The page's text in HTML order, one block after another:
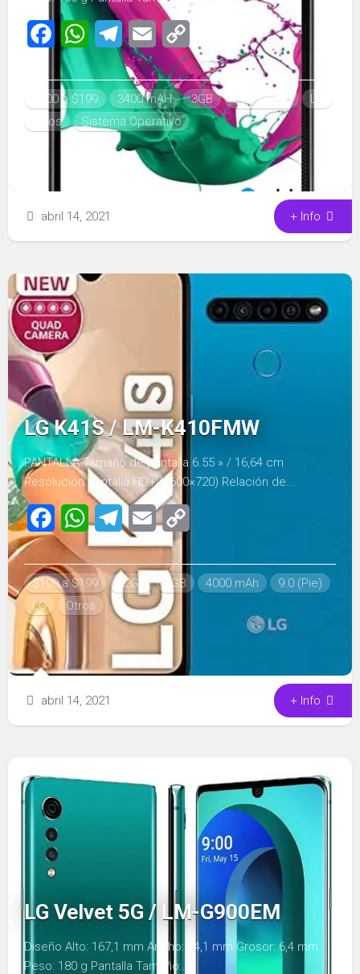
FacebookWhatsAppTelegram
Email
Link
$100 a $199 3400 mAH 3GB Capacidad
LG
Otros
Sistema Operativo
abril 14, 2021 + Info
LG K41S / LM-K410FMW
PANTALLA Tamaño de pantalla 6.55 » / 16,64 cm
Resolución pantalla HD+ (1600×720) Relación de...
FacebookWhatsAppTelegram
Email
$100 a $199 32GB 3GB 4000 mAh
9.0 (Pie)
LG
Otros
abril 14, 2021 + Info
LG Velvet 5G / LM-G900EM
Diseño Alto: 167,1 mm Ancho: 74,1 mm Grosor: 6,4 mm
Peso: 180 g Pantalla Tamaño:...